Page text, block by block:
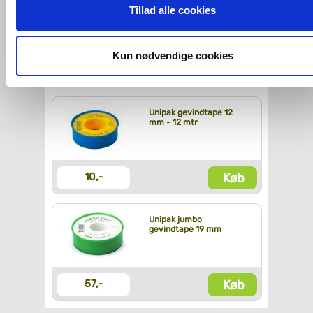
ovenfor nævnte formål med de pågældende cookies. Du har
og fra nedenfor. Til enhver tid er det ligeledes muligt, at
dit samtykke, hvis du måtte ønske det.
Du kan se mere om, hvordan vi behandler dine
Tillad alle cookies
Kun nødvendige cookies
Unipak Paksalve 360
gram
Køb
Unipak gevindtape 12
mm - 12 mtr
10,- Køb
Unipak jumbo
gevindtape 19 mm
57,- Køb